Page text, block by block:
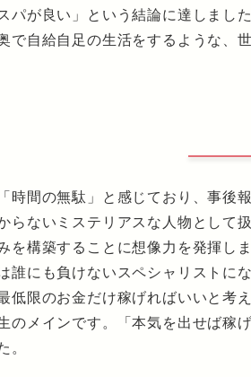
パが良い」という結論に達しまし
で自給自足の生活をするような、
時間の無駄」と感じており、事後
らないミステリアスな人物として
を構築することに想像力を発揮し
誰にも負けないスペシャリストに
低限のお金だけ稼げればいいと考
のメインです。「本気を出せば稼